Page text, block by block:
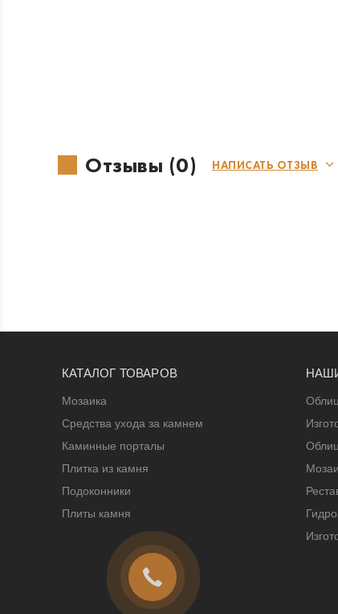
Отзывы (0) НАПИСАТЬ ОТЗЫВ
КАТАЛОГ ТОВАРОВ
Мозаика
Средства ухода за камнем
Каминные порталы
Плитка из камня
Подоконники
Плиты камня